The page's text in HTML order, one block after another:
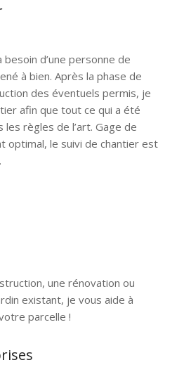
d’une personne de
à bien. Après la phase de
des éventuels permis, je
afin que tout ce qui a été
règles de l’art. Gage de
optimal, le suivi de chantier est
une rénovation ou
existant, je vous aide à
parcelle !